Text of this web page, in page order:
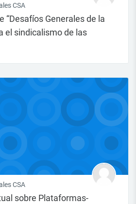
CSA
“Desafíos Generales de la
el sindicalismo de las
CSA
sobre Plataformas-